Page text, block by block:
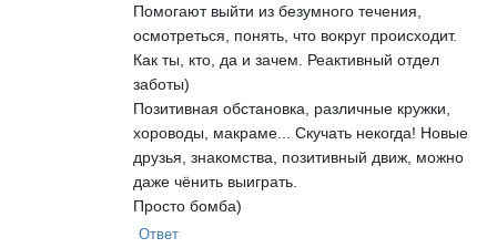
Помогают выйти из безумного течения,
осмотреться, понять, что вокруг происходит.
Как ты, кто, да и зачем. Реактивный отдел
заботы)
Позитивная обстановка, различные кружки,
хороводы, макраме... Скучать некогда! Новые
друзья, знакомства, позитивный движ, можно
даже чёнить выиграть.
Просто бомба)
Ответ